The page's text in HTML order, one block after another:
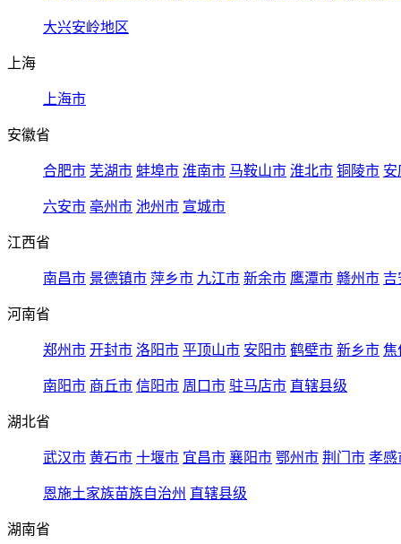
大兴安岭地区
上海
上海市
安徽省
合肥市 芜湖市 蚌埠市 淮南市 马鞍山市 淮北市 铜陵市 安
六安市 亳州市 池州市 宣城市
江西省
南昌市 景德镇市 萍乡市 九江市 新余市 鹰潭市 赣州市 吉
河南省
郑州市 开封市 洛阳市 平顶山市 安阳市 鹤壁市 新乡市 焦
南阳市 商丘市 信阳市 周口市 驻马店市 直辖县级
湖北省
武汉市 黄石市 十堰市 宜昌市 襄阳市 鄂州市 荆门市 孝感
恩施土家族苗族自治州 直辖县级
湖南省